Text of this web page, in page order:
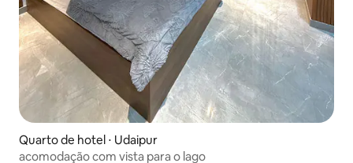
Quarto de hotel ⋅ Udaipur
acomodação com vista para o lago